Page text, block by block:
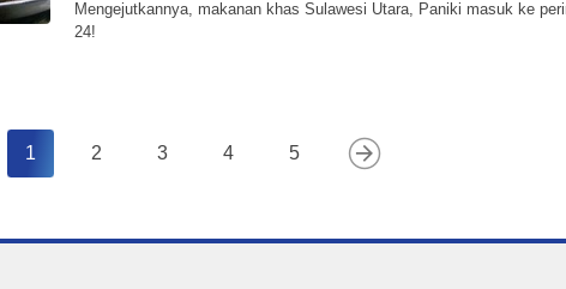
Mengejutkannya, makanan khas Sulawesi Utara, Paniki masuk ke
24!
1 2 3 4 5